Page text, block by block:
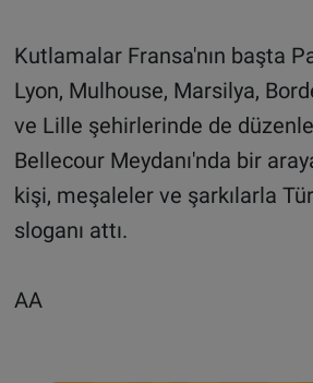
Kutlamalar Fransa'nın başta
Lyon, Mulhouse, Marsilya,
ve Lille şehirlerinde de
Bellecour Meydanı'nda bir
kişi, meşaleler ve şarkılarla
sloganı attı.
AA